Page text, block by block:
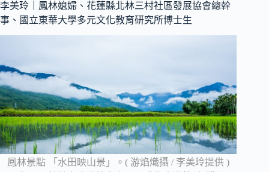
李美玲｜鳳林媳婦、花蓮縣北林三村社區發展協會總幹
事、國立東華大學多元文化教育研究所博士生
鳳林景點 「水田映山景」。( 游焰熾攝 / 李美玲提供 )